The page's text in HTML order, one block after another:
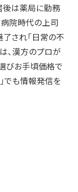
後は薬局に勤務
病院時代の上司
され「日常の不
、漢方のプロが
びお手頃価格で
でも情報発信を